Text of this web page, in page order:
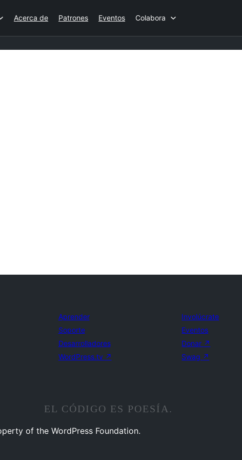
Acerca de Patrones Eventos Colabora
Aprender
Soporte
Desarrolladores
WordPress.tv ↗
Involúcrate
Eventos
Donar ↗
Swag ↗
EL CÓDIGO ES POESÍA.
of the WordPress Foundation.